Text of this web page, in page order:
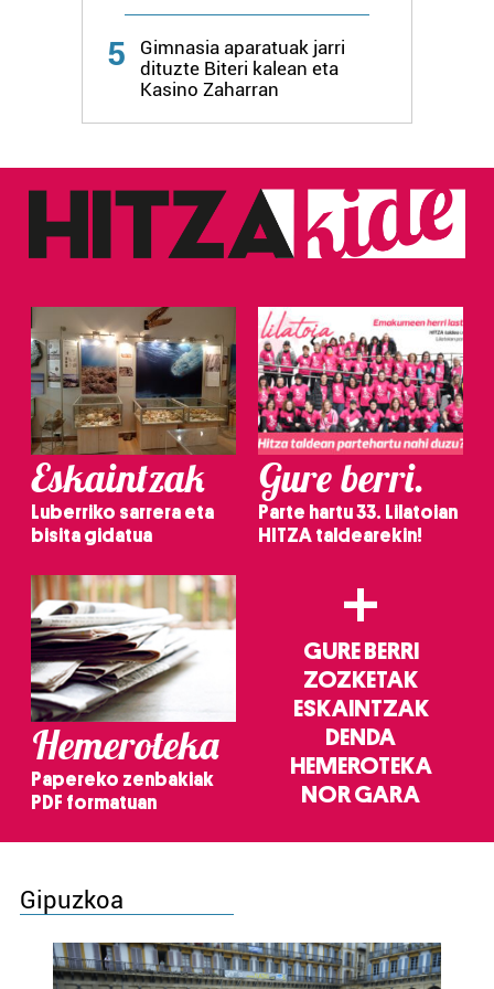
Webgune honek cookie propioak eta hirugarrenen cookie-
fitxategiak erabiltzen ditu. Zure esperientzia eta
zerbitzuak hobetzeko asmoz, cookie teknologiaz
baliatzen gara. Ohar hau onartuz gero, teknologia hori
erabiltzeko baimen esplizitua ematen diguzu.Gehiago
5
Gimnasia aparatuak jarri
dituzte Biteri kalean eta
Kasino Zaharran
Eskaintzak
Luberriko sarrera eta
bisita gidatua
Gure berri.
Parte hartu 33. Lilatoian
HITZA taldearekin!
Hemeroteka
Papereko zenbakiak
PDF formatuan
+
GURE BERRI
ZOZKETAK
ESKAINTZAK
DENDA
HEMEROTEKA
NOR GARA
Gipuzkoa